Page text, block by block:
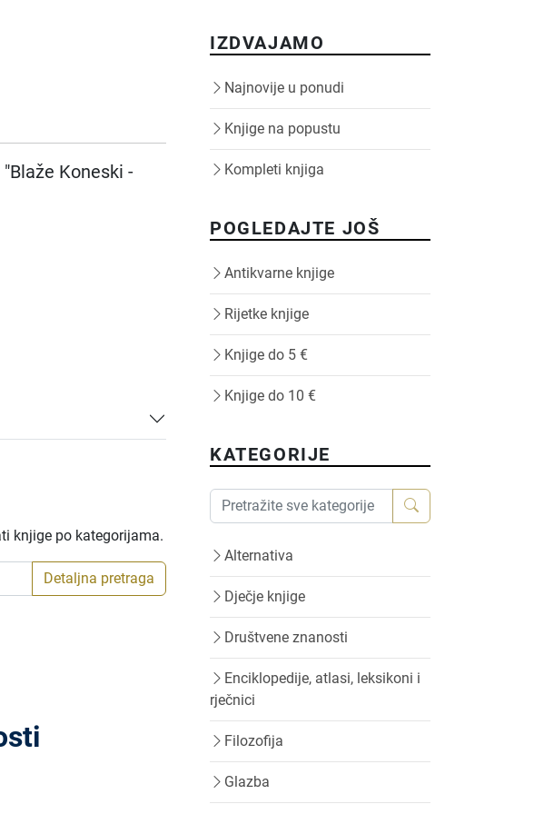
Koneski -
knjige po kategorijama.
Detaljna pretraga
IZDVAJAMO
Najnovije u ponudi
Knjige na popustu
Kompleti knjiga
POGLEDAJTE JOŠ
Antikvarne knjige
Rijetke knjige
Knjige do 5 €
Knjige do 10 €
KATEGORIJE
Alternativa
Dječje knjige
Društvene znanosti
Enciklopedije, atlasi, leksikoni i
rječnici
Filozofija
Glazba